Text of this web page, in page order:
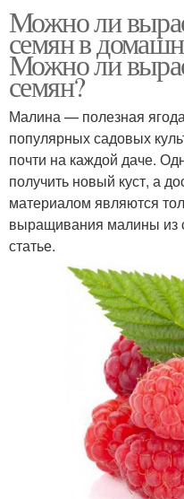
Можно ли
семян в
Можно ли
семян?
Малина — полезная
популярных садовых
почти на каждой даче.
получить новый куст, а
материалом являются
выращивания малины из
статье.